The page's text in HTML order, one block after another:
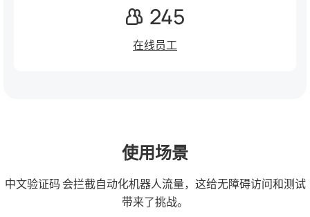
245
在线员工
使用场景
中文验证码 会拦截自动化机器人流量，这给无障碍访问和测试
带来了挑战。